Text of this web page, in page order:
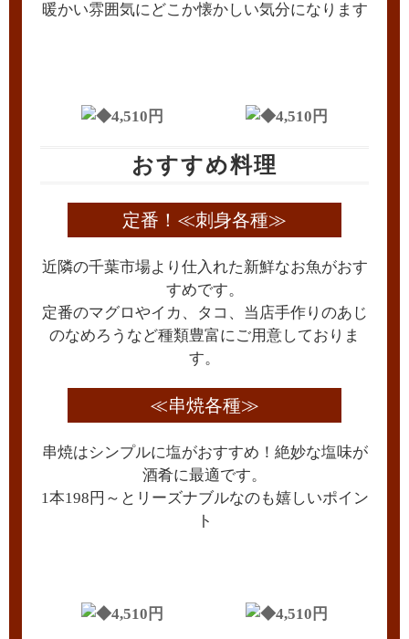
暖かい雰囲気にどこか懐かしい気分になります
おすすめ料理
定番！≪刺身各種≫
近隣の千葉市場より仕入れた新鮮なお魚がおす
すめです。
定番のマグロやイカ、タコ、当店手作りのあじ
のなめろうなど種類豊富にご用意しておりま
す。
≪串焼各種≫
串焼はシンプルに塩がおすすめ！絶妙な塩味が
酒肴に最適です。
1本198円～とリーズナブルなのも嬉しいポイン
ト